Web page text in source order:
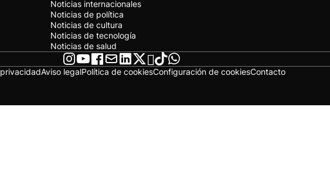
Noticias internacionales
Noticias de política
Noticias de cultura
Noticias de tecnología
Noticias de salud
Aviso legalPolítica de cookiesConfiguración de cookiesContacto